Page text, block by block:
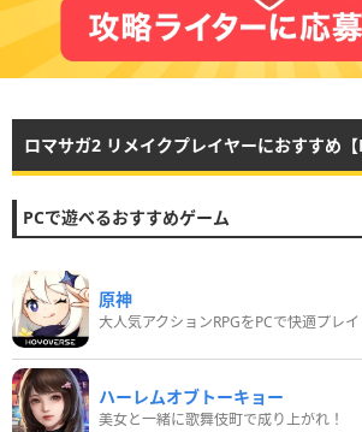
ロマサガ2 リメイクプレイヤーにおすすめ【
PCで遊べるおすすめゲーム
原神
大人気アクションRPGをPCで快適プレイ
ハーレムオブトーキョー
美女と一緒に歌舞伎町で成り上がれ！